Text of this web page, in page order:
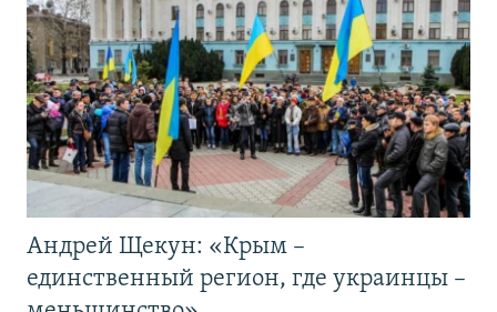
Андрей Щекун: «Крым –
единственный регион, где украинцы –